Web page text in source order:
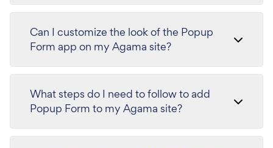
Can I customize the look of the Popup
Form app on my Agama site?
What steps do I need to follow to add
Popup Form to my Agama site?